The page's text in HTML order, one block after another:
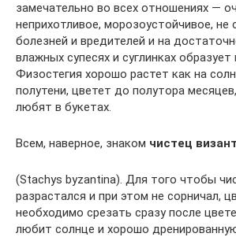
замечательно во всех отношениях —
неприхотливое, морозоустойчивое, не
болезней и вредителей и на
влажных супесях и суглинках
Физостегия хорошо растет как на
полутени, цветет до полутора
любят в букетах.
Всем, наверное, знаком чистец
(Stachys byzantina). Для того чтобы
разрастался и при этом не сорничал,
необходимо срезать сразу после
любит солнце и хорошо